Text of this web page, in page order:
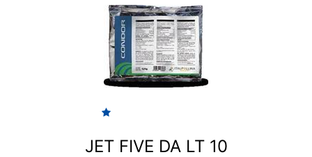
JET FIVE DA LT 10